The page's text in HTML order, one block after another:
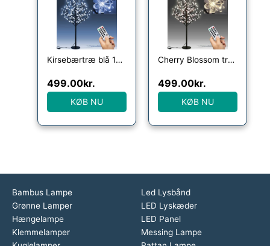
Kirsebærtræ blå 180cm indendørs/udendørs + fjernbetjening
499.00kr.
KØB NU
Cherry Blossom træ, Warm White, 180 cm, Indendørs/Udendørs + Fjernbetjening
499.00kr.
KØB NU
Bambus Lampe
Grønne Lamper
Hængelampe
Klemmelamper
Led Lysbånd
LED Lyskæder
LED Panel
Messing Lampe